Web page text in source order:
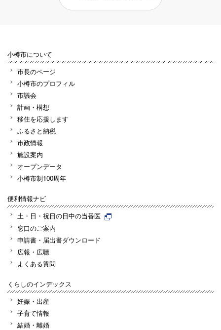
小樽市について
市長のページ
小樽市のプロフィル
市議会
計画・構想
移住を応援します
ふるさと納税
市政情報
施設案内
オープンデータ
小樽市制100周年
便利情報ナビ
土・日・祝日の日中の当番医
窓口のご案内
申請書・届出書ダウンロード
広報・広聴
よくある質問
くらしのインデックス
妊娠・出産
子育て情報
結婚・離婚